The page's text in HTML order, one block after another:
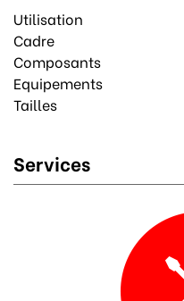
Utilisation
Cadre
Composants
Equipements
Tailles
Services